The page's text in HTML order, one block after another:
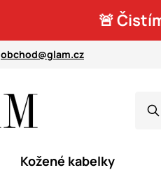
🚨
obchod@glam.cz
Kožené kabelky